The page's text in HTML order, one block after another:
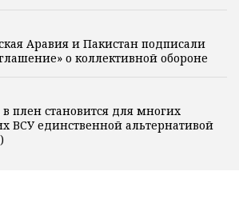
Аравия и Пакистан подписали
о коллективной обороне
плен становится для многих
ВСУ единственной альтернативой